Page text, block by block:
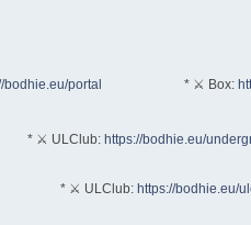
bodhie.eu/portal * ⚔ Box:
* ⚔ ULClub: https://bodhie.eu/
* ⚔ ULClub: https://bodhie.eu/